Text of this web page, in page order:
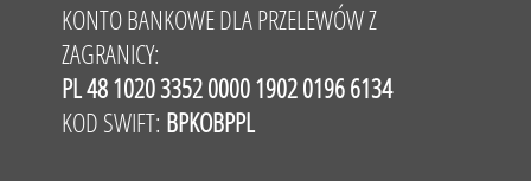
KONTO BANKOWE DLA PRZELEWÓW Z
ZAGRANICY:
PL 48 1020 3352 0000 1902 0196 6134
KOD SWIFT: BPKOBPPL